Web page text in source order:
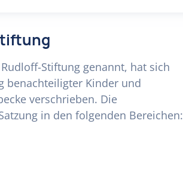
Stiftung genannt, hat sich
benachteiligter Kinder und
verschrieben. Die
in den folgenden Bereichen: